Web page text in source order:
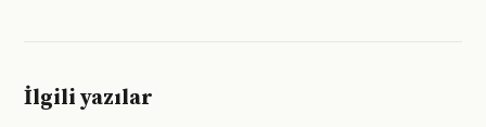
İlgili yazılar